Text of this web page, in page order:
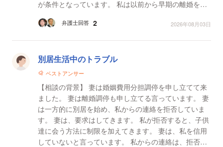
が条件となっています。 私は以前から早期の離婚を希
弁護士回答 2 2026年08月03日
別居生活中のトラブル
ベストアンサー
【相談の背景】 妻は婚姻費用分担調停を申し立てて来
ました。 妻は離婚調停も申し立てる言っています。 妻
は一方的に別居を始め、私からの連絡を拒否していま
す。 妻は、要求はしてきます。 私が拒否すると、子供
達に会う方法に制限を加えてきます。 妻は、私を信用
していないと言っています。 私からの連絡は、拒否さ